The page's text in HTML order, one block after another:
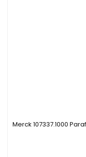
Merck 107337.1000